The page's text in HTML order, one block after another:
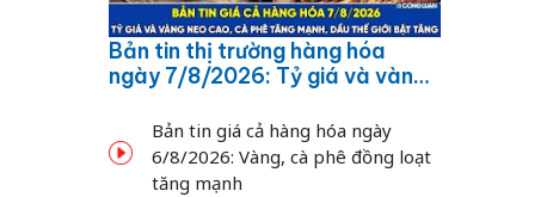
Bản tin thị trường hàng hóa
ngày 7/8/2026: Tỷ giá và vàng
dầu thế giới bật tăng
Bản tin giá cả hàng hóa ngày
6/8/2026: Vàng, cà phê đồng loạt
tăng mạnh